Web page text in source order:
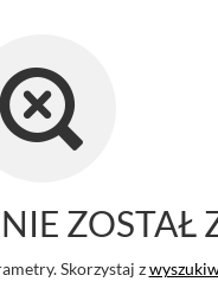
ZOSTAŁ
Skorzystaj z